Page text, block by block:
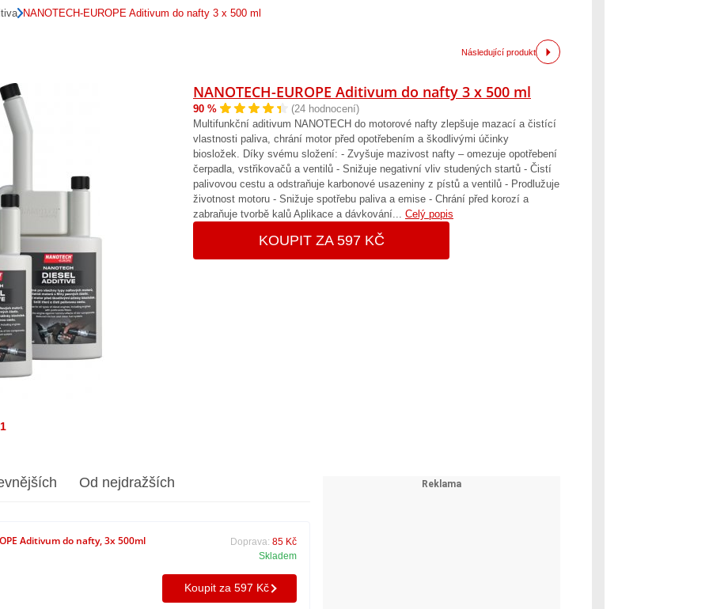
NANOTECH-EUROPE Aditivum do nafty 3 x 500 ml
Následující produkt
NANOTECH-EUROPE Aditivum do nafty 3 x 500 ml
90 %
(24 hodnocení)
Multifunkční aditivum NANOTECH do motorové nafty zlepšuje mazací a čistící
vlastnosti paliva, chrání motor před opotřebením a škodlivými účinky
biosložek. Díky svému složení: - Zvyšuje mazivost nafty – omezuje opotřebení
čerpadla, vstřikovačů a ventilů - Snižuje negativní vliv studených startů - Čistí
palivovou cestu a odstraňuje karbonové usazeniny z pístů a ventilů - Prodlužuje
životnost motoru - Snižuje spotřebu paliva a emise - Chrání před korozí a
zabraňuje tvorbě kalů Aplikace a dávkování... Celý popis
KOUPIT ZA 597 KČ
Od nejdražších
Aditivum do nafty, 3x 500ml Doprava: 85 Kč
Skladem
Koupit za 597 Kč